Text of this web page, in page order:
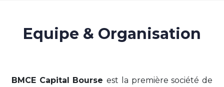
Equipe & Organisation
BMCE Capital Bourseest la première société de